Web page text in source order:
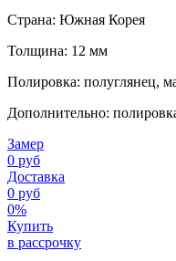
Страна: Южная Корея
Толщина: 12 мм
Полировка: полуглянец,
Дополнительно:
Замер
0 руб
Доставка
0 руб
0%
Купить
в рассрочку